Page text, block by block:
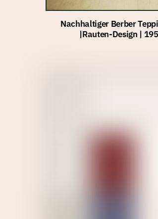
Nachhaltiger Berber
|Rauten-Design |